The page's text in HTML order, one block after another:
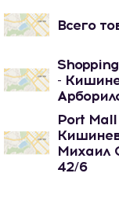
Всего
-
Port Mall
Михаил
42/6